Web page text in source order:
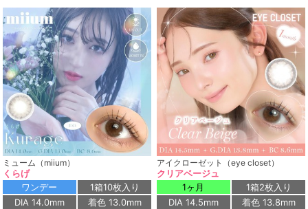
ミューム（miium）
くらげ
ワンデー
1箱10枚入り
DIA 14.0mm
着色 13.0mm
アイクローゼット（eye closet）
クリアベージュ
1ヶ月
1箱2枚入り
DIA 14.5mm
着色 13.8mm